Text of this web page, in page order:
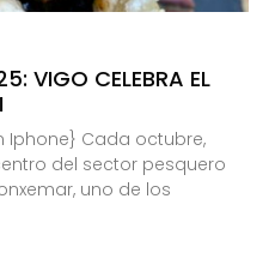
VIGO CELEBRA EL
Iphone} Cada octubre,
del sector pesquero
uno de los